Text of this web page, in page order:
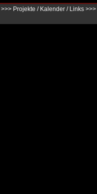
>>> Projekte / Kalender / Links >>>